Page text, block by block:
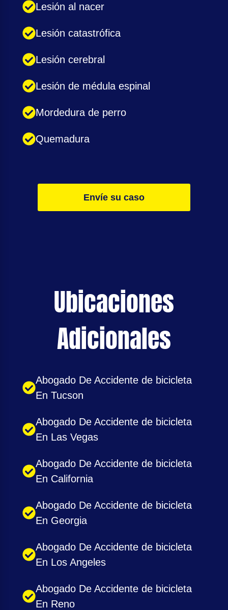
Lesión al nacer
Lesión catastrófica
Lesión cerebral
Lesión de médula espinal
Mordedura de perro
Quemadura
Envíe su caso
Ubicaciones
Adicionales
Abogado De Accidente de bicicleta
En Tucson
Abogado De Accidente de bicicleta
En Las Vegas
Abogado De Accidente de bicicleta
En California
Abogado De Accidente de bicicleta
En Georgia
Abogado De Accidente de bicicleta
En Los Angeles
Abogado De Accidente de bicicleta
En Reno